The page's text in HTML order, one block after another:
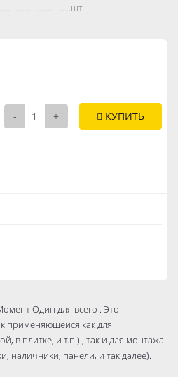
шт
- + КУПИТЬ
Один для всего . Это
применяющейся как для
в плитке, и т.п ) , так и для монтажа
наличники, панели, и так далее).